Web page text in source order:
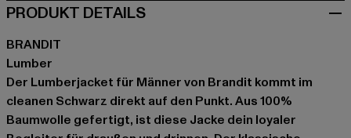
PRODUKT DETAILS
BRANDIT
Lumber
Der Lumberjacket für Männer von Brandit kommt im
cleanen Schwarz direkt auf den Punkt. Aus 100%
Baumwolle gefertigt, ist diese Jacke dein loyaler